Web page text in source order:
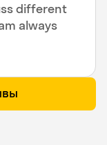
different
always